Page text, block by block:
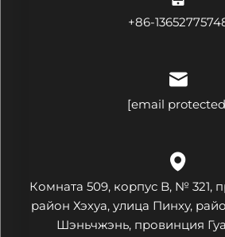
+86-
[email
Комната 509, корпус B, № 321,
район Хэхуа, улица Пинху,
Шэньчжэнь, провинция